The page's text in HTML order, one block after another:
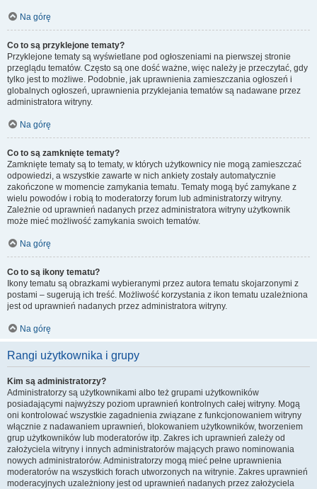
Na górę
Co to są przyklejone tematy?
Przyklejone tematy są wyświetlane pod ogłoszeniami na pierwszej stronie
przeglądu tematów. Często są one dość ważne, więc należy je przeczytać, gdy
tylko jest to możliwe. Podobnie, jak uprawnienia zamieszczania ogłoszeń i
globalnych ogłoszeń, uprawnienia przyklejania tematów są nadawane przez
administratora witryny.
Na górę
Co to są zamknięte tematy?
Zamknięte tematy są to tematy, w których użytkownicy nie mogą zamieszczać
odpowiedzi, a wszystkie zawarte w nich ankiety zostały automatycznie
zakończone w momencie zamykania tematu. Tematy mogą być zamykane z
wielu powodów i robią to moderatorzy forum lub administratorzy witryny.
Zależnie od uprawnień nadanych przez administratora witryny użytkownik
może mieć możliwość zamykania swoich tematów.
Na górę
Co to są ikony tematu?
Ikony tematu są obrazkami wybieranymi przez autora tematu skojarzonymi z
postami – sugerują ich treść. Możliwość korzystania z ikon tematu uzależniona
jest od uprawnień nadanych przez administratora witryny.
Na górę
Rangi użytkownika i grupy
Kim są administratorzy?
Administratorzy są użytkownikami albo też grupami użytkowników
posiadającymi najwyższy poziom uprawnień kontrolnych całej witryny. Mogą
oni kontrolować wszystkie zagadnienia związane z funkcjonowaniem witryny
włącznie z nadawaniem uprawnień, blokowaniem użytkowników, tworzeniem
grup użytkowników lub moderatorów itp. Zakres ich uprawnień zależy od
założyciela witryny i innych administratorów mających prawo nominowania
nowych administratorów. Administratorzy mogą mieć pełne uprawnienia
moderatorów na wszystkich forach utworzonych na witrynie. Zakres uprawnień
moderacyjnych uzależniony jest od uprawnień nadanych przez założyciela